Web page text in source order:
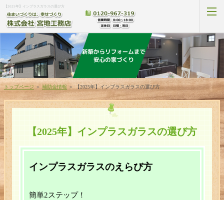
【2025年】インプラスガラスの選び方
新築プラン
家づくりの流れ
リフォームプラン
補助金プラン
新築施工事例
トップページ ＞ 補助金情報 ＞ 【2025年】インプラスガラスの選び方
【2025年】インプラスガラスの選び方
インプラスガラスのえらび方
簡単2ステップ！